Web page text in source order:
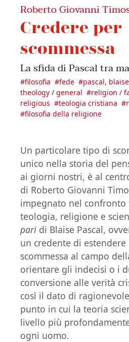
Roberto Giovanni
Credere per
scommessa
La sfida di Pascal tra
#filosofia #fede #pascal, blaise
theology / general #religion /
religious #teologia cristiana #
#filosofia della religione
Un particolare tipo di
unico nella storia del
ai giorni nostri, è al
di Roberto Giovanni
impegnato nel
teologia, religione e
pari di Blaise Pascal,
un credente di
scommessa al campo
orientare gli indecisi o i
conversione alle verità
così il dato di
punto in cui la teoria
livello più
ogni uomo.